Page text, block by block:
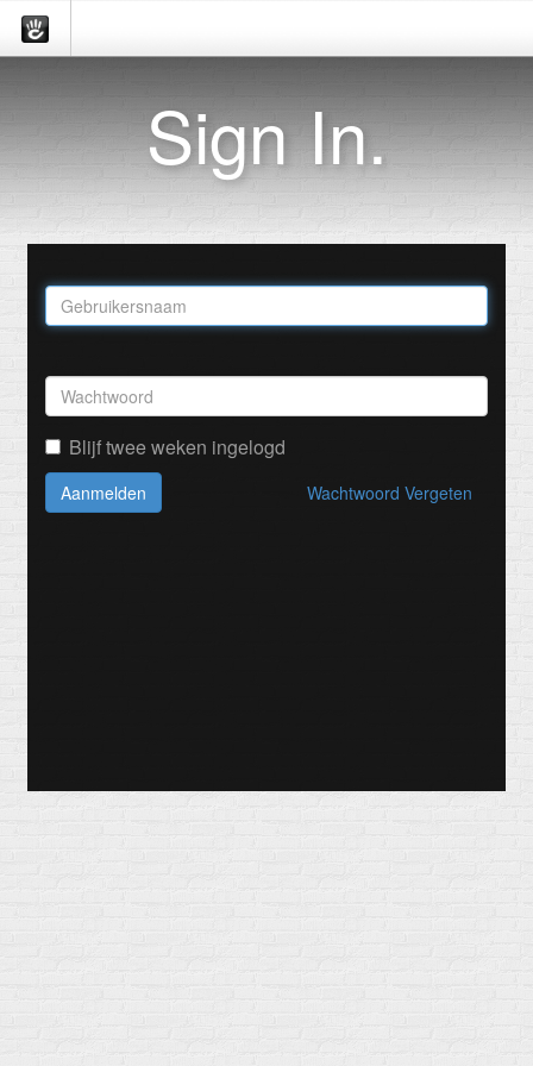
Sign In.
Blijf twee weken ingelogd
Aanmelden Wachtwoord Vergeten